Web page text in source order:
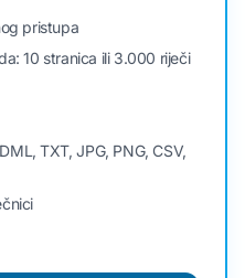
pristupa
10 stranica ili 3.000 riječi
TXT, JPG, PNG, CSV,